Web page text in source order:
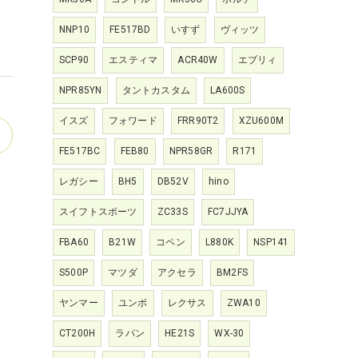
NNP10 FE517BD いすず ヴィッツ
SCP90 エスティマ ACR40W エブリィ
NPR85YN タントカスタム LA600S
イスズ フォワード FRR90T2 XZU600M
FE517BC FEB80 NPR58GR R171
レガシー BH5 DB52V hino
スイフトスポーツ ZC33S FC7JJYA
FBA60 B21W コペン L880K NSP141
S500P マツダ アクセラ BM2FS
ヤンマー ユンボ レクサス ZWA10
CT200H ラパン HE21S WX-30